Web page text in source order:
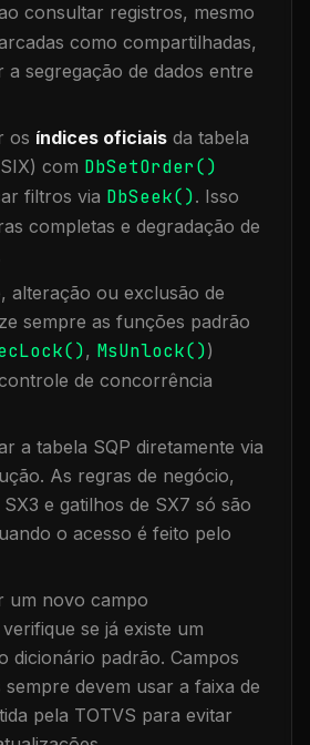
consultar registros, mesmo
como compartilhadas,
a segregação de dados entre
os índices oficiais da tabela
com DbSetOrder()
filtros via DbSeek(). Isso
completas e degradação de
alteração ou exclusão de
sempre as funções padrão
, MsUnlock())
de concorrência
a tabela SQP diretamente via
As regras de negócio,
e gatilhos de SX7 só são
o acesso é feito pelo
um novo campo
se já existe um
dicionário padrão. Campos
devem usar a faixa de
pela TOTVS para evitar